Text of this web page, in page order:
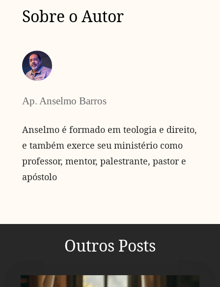
Sobre o Autor
Ap. Anselmo Barros
Anselmo é formado em teologia e direito,
e também exerce seu ministério como
professor, mentor, palestrante, pastor e
apóstolo
Outros Posts